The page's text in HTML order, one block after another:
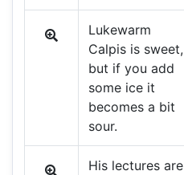
Lukewarm
Calpis is sweet,
but if you add
some ice it
becomes a bit
sour.
His lectures are